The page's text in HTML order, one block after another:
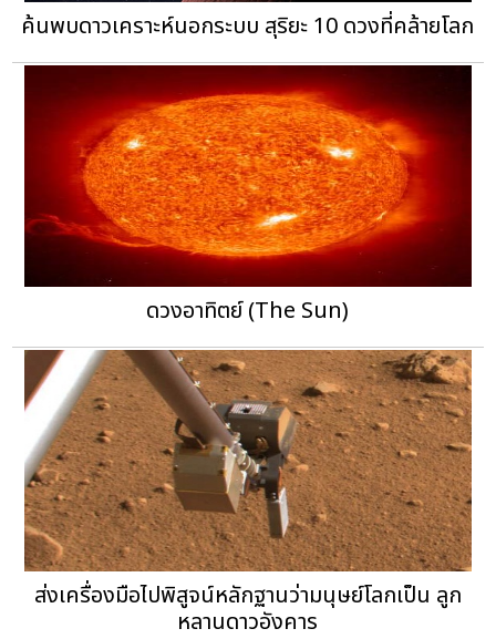
ค้นพบดาวเคราะห์นอกระบบ สุริยะ 10 ดวงที่คล้ายโลก
ดวงอาทิตย์ (The Sun)
ส่งเครื่องมือไปพิสูจน์หลักฐานว่ามนุษย์โลกเป็น ลูก
หลานดาวอังคาร